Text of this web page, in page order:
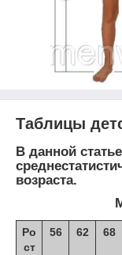
Таблицы
В данной
возраста.
Ро
ст
56 62 68